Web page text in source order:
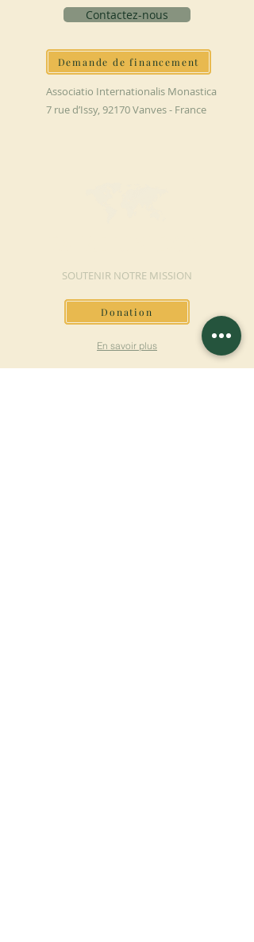
Contactez-nous
Demande de financement
Associatio Internationalis Monastica
7 rue d’Issy, 92170 Vanves - France
SOUTENIR NOTRE MISSION
Donation
En savoir plus